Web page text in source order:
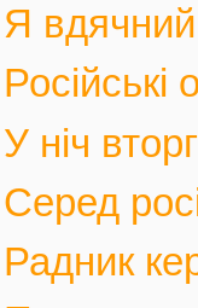
Я вдячний
У ніч
Серед
Радник